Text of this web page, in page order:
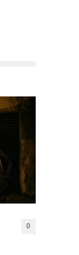
0